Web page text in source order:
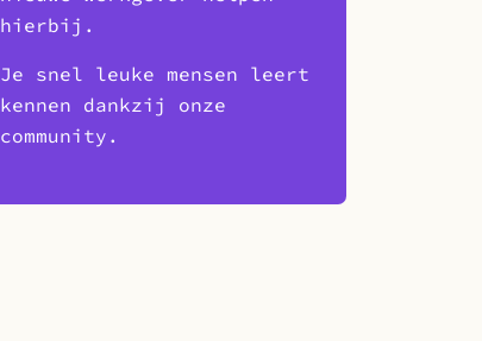
hierbij.
Je snel leuke mensen leert
kennen dankzij onze
community.